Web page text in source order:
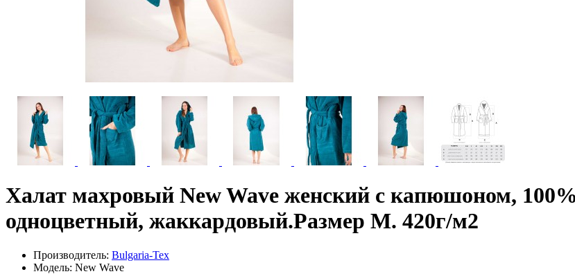
Халат махровый New Wave женский с капюшоном,
одноцветный, жаккардовый.Размер M. 420г/м2
Производитель: Bulgaria-Tex
Модель: New Wave